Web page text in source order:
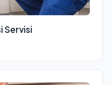
Servisi